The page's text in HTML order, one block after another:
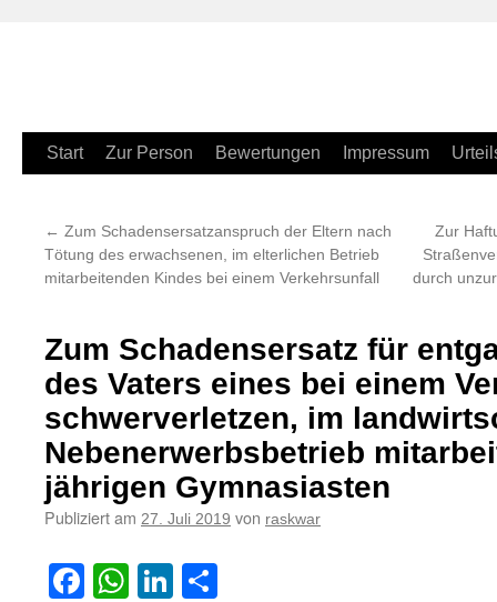
Zum
springen
Start Zur Person Bewertungen Impressum
← Zum Schadensersatzanspruch der Eltern nach
Tötung des erwachsenen, im elterlichen Betrieb
mitarbeitenden Kindes bei einem Verkehrsunfall
Zur
durch
Zum Schadensersatz für
des Vaters eines bei einem
schwerverletzen, im
Nebenerwerbsbetrieb
jährigen Gymnasiasten
Publiziert am 27. Juli 2019 von raskwar
Facebook
WhatsApp
LinkedIn